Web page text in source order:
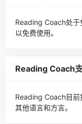
Reading Coach处于
以免费使用。
Reading Coach支
Reading Coach目
其他语言和方言。